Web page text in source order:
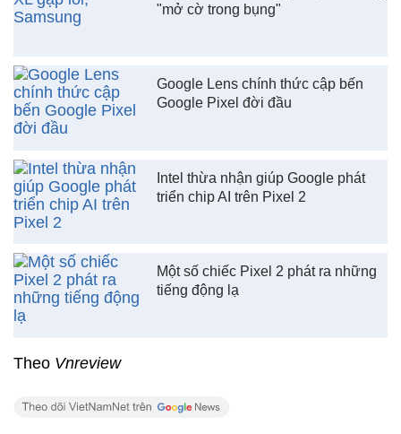
"mở cờ trong bụng"
Google Lens chính thức cập bến
Google Pixel đời đầu
Intel thừa nhận giúp Google phát
triển chip AI trên Pixel 2
Một số chiếc Pixel 2 phát ra những
tiếng động lạ
Theo Vnreview